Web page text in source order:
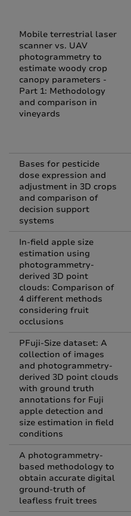
Mobile terrestrial laser
scanner vs. UAV
photogrammetry to
estimate woody crop
canopy parameters -
Part 1: Methodology
and comparison in
vineyards
Bases for pesticide
dose expression and
adjustment in 3D crops
and comparison of
decision support
systems
In-field apple size
estimation using
photogrammetry-
derived 3D point
clouds: Comparison of
4 different methods
considering fruit
occlusions
PFuji-Size dataset: A
collection of images
and photogrammetry-
derived 3D point clouds
with ground truth
annotations for Fuji
apple detection and
size estimation in field
conditions
A photogrammetry-
based methodology to
obtain accurate digital
ground-truth of
leafless fruit trees